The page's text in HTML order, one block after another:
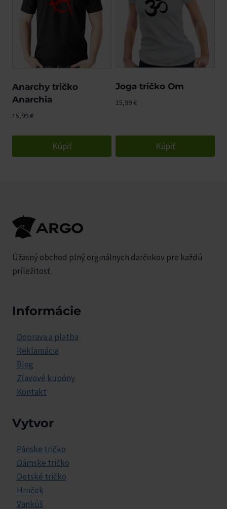
Anarchy tričko
Anarchia
15,99€
Kúpiť
Joga tričko Om
15,99€
Kúpiť
Úžasný obchod plný orginálnych darčekov pre každú
príležitosť.
Informácie
Doprava a platba
Reklamácia
Blog
Zľavové kupóny
Kontakt
Vytvor
Pánske tričko
Dámske tričko
Detské tričko
Hrnček
Vankúš